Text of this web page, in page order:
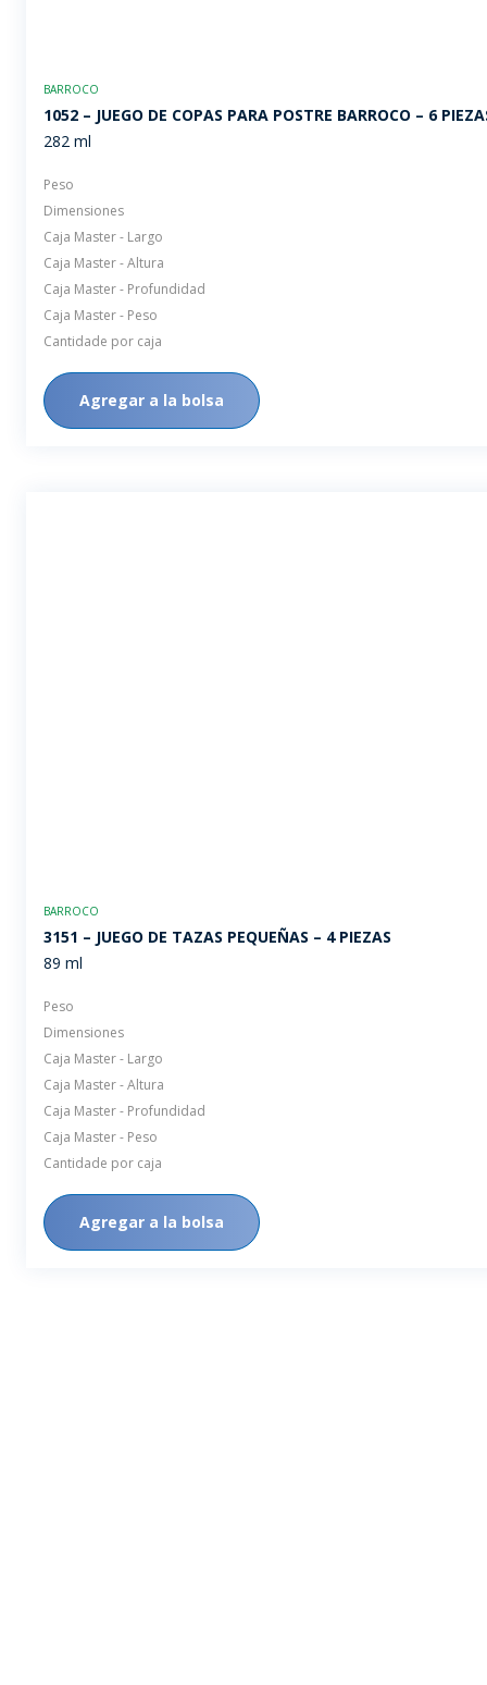
BARROCO
1052 – JUEGO DE COPAS PARA POSTRE BARROCO – 6
282 ml
Peso
Dimensiones
Caja Master - Largo
Caja Master - Altura
Caja Master - Profundidad
Caja Master - Peso
Cantidade por caja
Agregar a la bolsa
BARROCO
3151 – JUEGO DE TAZAS PEQUEÑAS – 4 PIEZAS
89 ml
Peso
Dimensiones
Caja Master - Largo
Caja Master - Altura
Caja Master - Profundidad
Caja Master - Peso
Cantidade por caja
Agregar a la bolsa